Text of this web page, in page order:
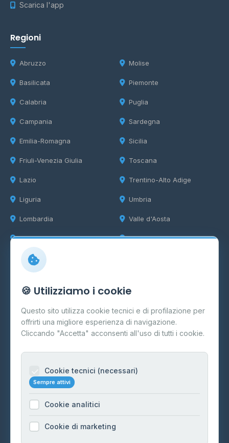
Scarica l'app
Regioni
Abruzzo
Basilicata
Calabria
Campania
Emilia-Romagna
Friuli-Venezia Giulia
Lazio
Liguria
Lombardia
Marche
Molise
Piemonte
Puglia
Sardegna
Sicilia
Toscana
Trentino-Alto Adige
Umbria
Valle d'Aosta
Veneto
Info
Cos'è il GPL
FAQ
Contatti
Informazioni legali
Cookie Policy
Preferenze Cookie
🍪 Utilizziamo i cookie
Questo sito utilizza cookie tecnici e di profilazione per
offrirti una migliore esperienza di navigazione.
Cliccando "Accetta" acconsenti all'uso di tutti i cookie.
Cookie tecnici (necessari)
Sempre attivi
Cookie analitici
Cookie di marketing